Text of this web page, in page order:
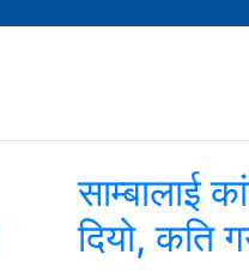
साम्बालाई
दियो, कति